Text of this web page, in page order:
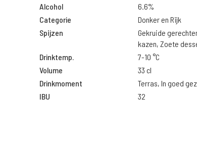
Alcohol
6.6%
Categorie
Donker en Rijk
Spijzen
Gekruide
kazen, Zoete
Drinktemp.
7-10 °C
Volume
33 cl
Drinkmoment
Terras, In goed
IBU
32